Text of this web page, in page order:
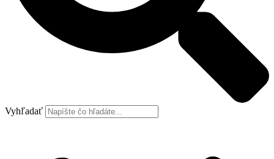
Vyhľadať